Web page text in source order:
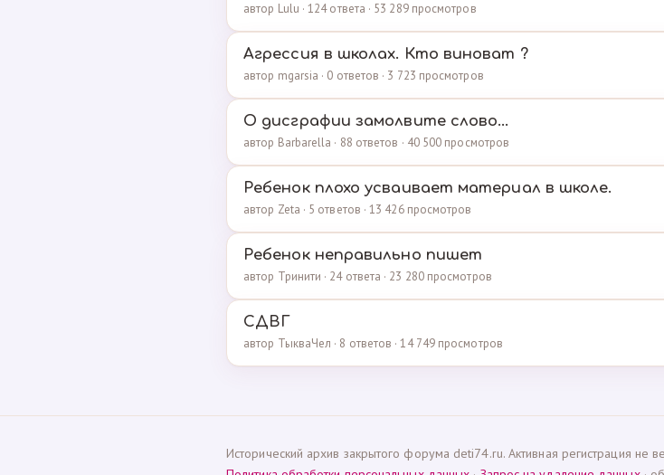
автор Lulu · 124 ответа · 53 289 просмотров
Агрессия в школах. Кто виноват ?
автор mgarsia · 0 ответов · 3 723 просмотров
О дисграфии замолвите слово...
автор Barbarella · 88 ответов · 40 500 просмотров
Ребенок плохо усваивает материал в школе.
автор Zeta · 5 ответов · 13 426 просмотров
Ребенок неправильно пишет
автор Тринити · 24 ответа · 23 280 просмотров
СДВГ
автор ТыкваЧел · 8 ответов · 14 749 просмотров
Исторический архив закрытого форума deti74.ru. Активная регистрация не